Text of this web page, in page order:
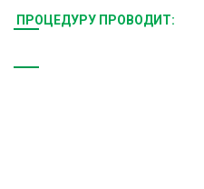
ПРОЦЕДУРУ ПРОВОДИТ: